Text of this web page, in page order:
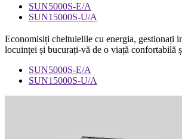
SUN5000S-E/A
SUN15000S-U/A
Economisiți cheltuielile cu energia, gestionați
locuinței și bucurați-vă de o viață confortabilă
SUN5000S-E/A
SUN15000S-U/A